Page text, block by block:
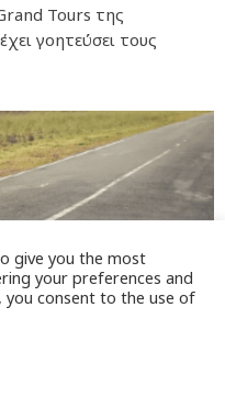
Tours της
γοητεύσει τους
give you the most
your preferences and
you consent to the use of